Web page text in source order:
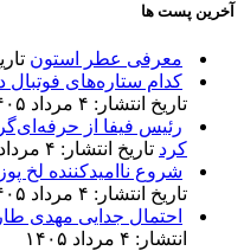
آخرین پست ها
معرفی عطر استون تاریخ
کدام ستاره‌های
تاریخ انتشار: ۴ مرداد ۱۴۰۵
رئیس فیفا از
کرد تاریخ انتشار: ۴ مرداد ۱۴۰۵
شروع ناامیدکننده لخ
تاریخ انتشار: ۴ مرداد ۱۴۰۵
احتمال جدایی مهدی
انتشار: ۴ مرداد ۱۴۰۵